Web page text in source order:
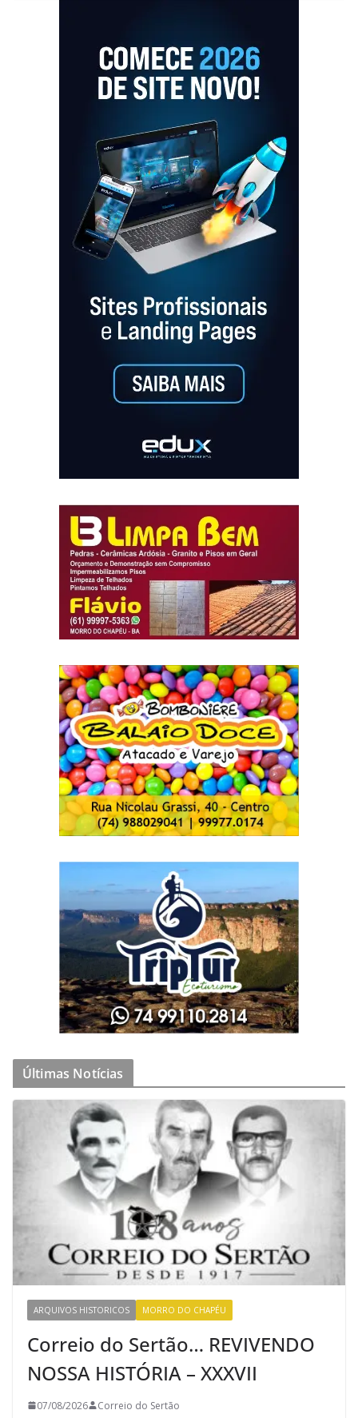
Últimas Notícias
ARQUIVOS HISTORICOS MORRO DO CHAPÉU
Correio do Sertão… REVIVENDO
NOSSA HISTÓRIA – XXXVII
07/08/2026 Correio do Sertão